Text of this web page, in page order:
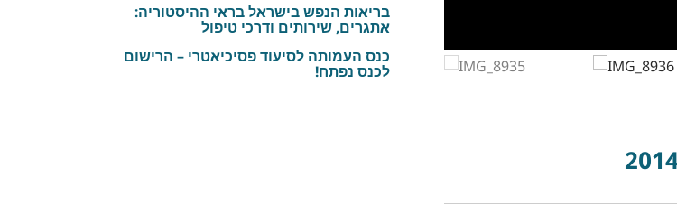
בריאות הנפש בישראל בראי ההיסטוריה:
אתגרים, שירותים ודרכי טיפול
כנס העמותה לסיעוד פסיכיאטרי – הרישום
לכנס נפתח!